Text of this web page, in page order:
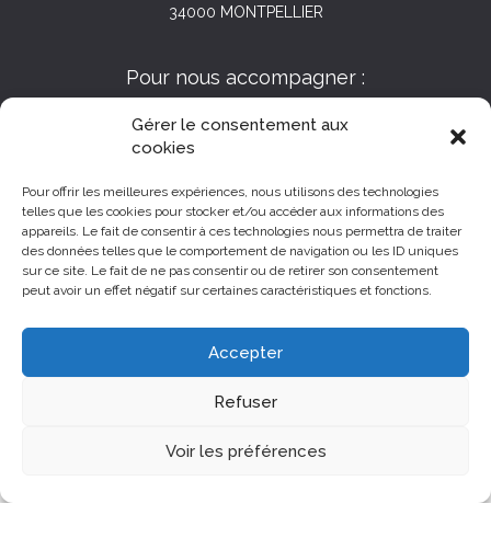
Gérer le consentement aux
cookies
Pour offrir les meilleures expériences, nous utilisons des technologies
telles que les cookies pour stocker et/ou accéder aux informations des
appareils. Le fait de consentir à ces technologies nous permettra de traiter
des données telles que le comportement de navigation ou les ID uniques
sur ce site. Le fait de ne pas consentir ou de retirer son consentement
peut avoir un effet négatif sur certaines caractéristiques et fonctions.
Accepter
Refuser
Voir les préférences
34000 MONTPELLIER
Pour nous accompagner :
Assises 2024
Editions précédentes